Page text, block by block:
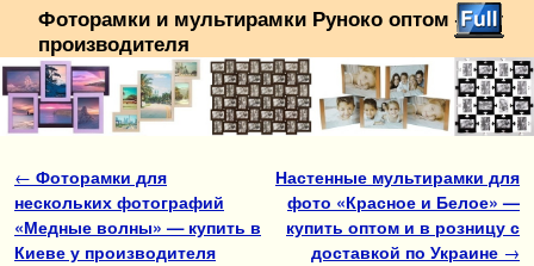
Фоторамки и мультирамки Руноко оптом — от
производителя
Навигация по записям
← Фоторамки для
нескольких фотографий
«Медные волны» — купить в
Киеве у производителя
Настенные мультирамки для
фото «Красное и Белое» —
купить оптом и в розницу с
доставкой по Украине →